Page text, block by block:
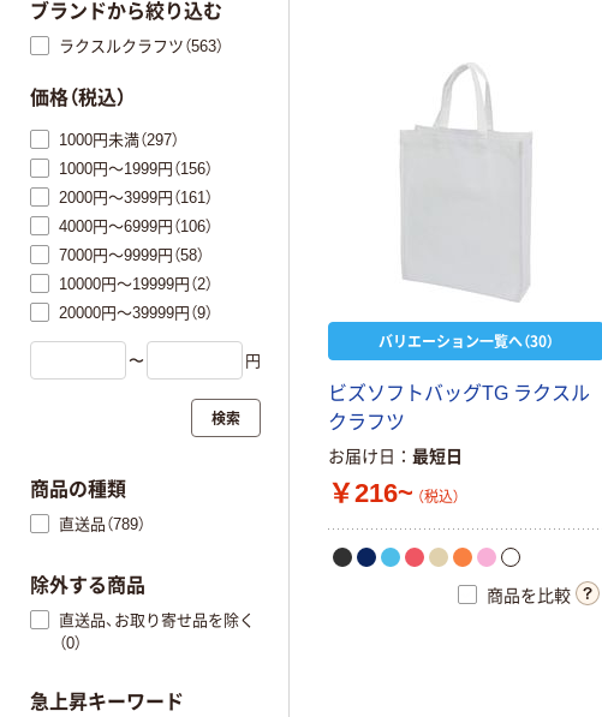
バリエーション一覧へ（30）
ビズソ フ トバッグTG ラク ス ル
ク ラ フツ
お届け日 最短日
￥216~ （税込）
商品を比較
ブランドから絞り込む
ラクスルクラフツ（563）
価格（税込）
1000円未満（297）
1000円～1999円（156）
2000円～3999円（161）
4000円～6999円（106）
7000円～9999円（58）
10000円～19999円（2）
20000円～39999円（9）
〜 円
検索
商品の種類
直送品（789）
除外する商品
直送品、お取り寄せ品を除く
（0）
急上昇キーワード